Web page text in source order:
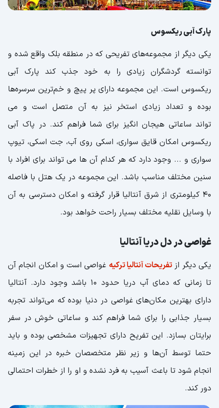
پارک آبی ریکسوس
یکی دیگر از مجموعه‌های تفریحی که در منطقه بلک واقع شده و
توانسته گردشگران زیادی را به خود جذب کند پارک آبی
ریکسوس است. این مجموعه دارای پر پیچ و خم‌ترین سرسره‌ها
بوده و تعداد زیادی استخر نیز به آن متصل است و می
تواند ساعاتی هیجان انگیز برای شما فراهم کند. در پاک آبی
ریکسوس امکان قایق سواری، اسکی روی آب، جت اسکی، تیوپ
سواری و ... وجود دارد که هر کدام آن ها می تواند برای افراد با
سنین مختلف مناسب باشد. این مجموعه در یک هتل با فاصله
۴۰ کیلومتری از شرق آنتالیا قرار گرفته و امکان دسترسی به آن
با وسایل نقلیه مختلف بسیار راحت خواهد بود.
غواصی در دل دریا آنتالیا
یکی دیگر از تفریحات آنتالیا ترکیه غواصی است و امکان انجام آن
تا زمانی که دمای آب دریا حدود 10 باشد وجود دارد. آنتالیا
دارای بهترین مکان‌های غواصی در دنیا بوده که می‌تواند تجربه
بسیار جذابی را برای شما فراهم کند و ساعاتی خوش در سفر
برایتان بسازد. این تفریح دارای تجهیزات مشخصی بوده و باید
حتما توسط آن‌ها و زیر نظر متخصصان خبره در این زمینه
انجام شود تا باعث آسیب به فرد نشده و او را از خطرات احتمالی
دور کند.